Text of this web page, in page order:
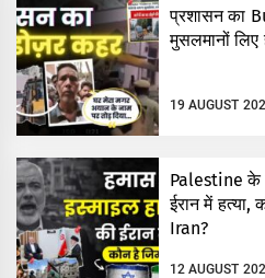
प्रशासन का
मुसलमानों लिए
19 AUGUST
Palestine के
ईरान में हत्या,
Iran?
12 AUGUST